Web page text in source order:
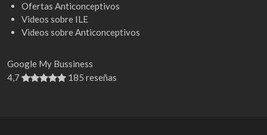
Ofertas Anticonceptivos
Videos sobre ILE
Videos sobre Anticonceptivos
Google My Bussiness
4,7
185 reseñas